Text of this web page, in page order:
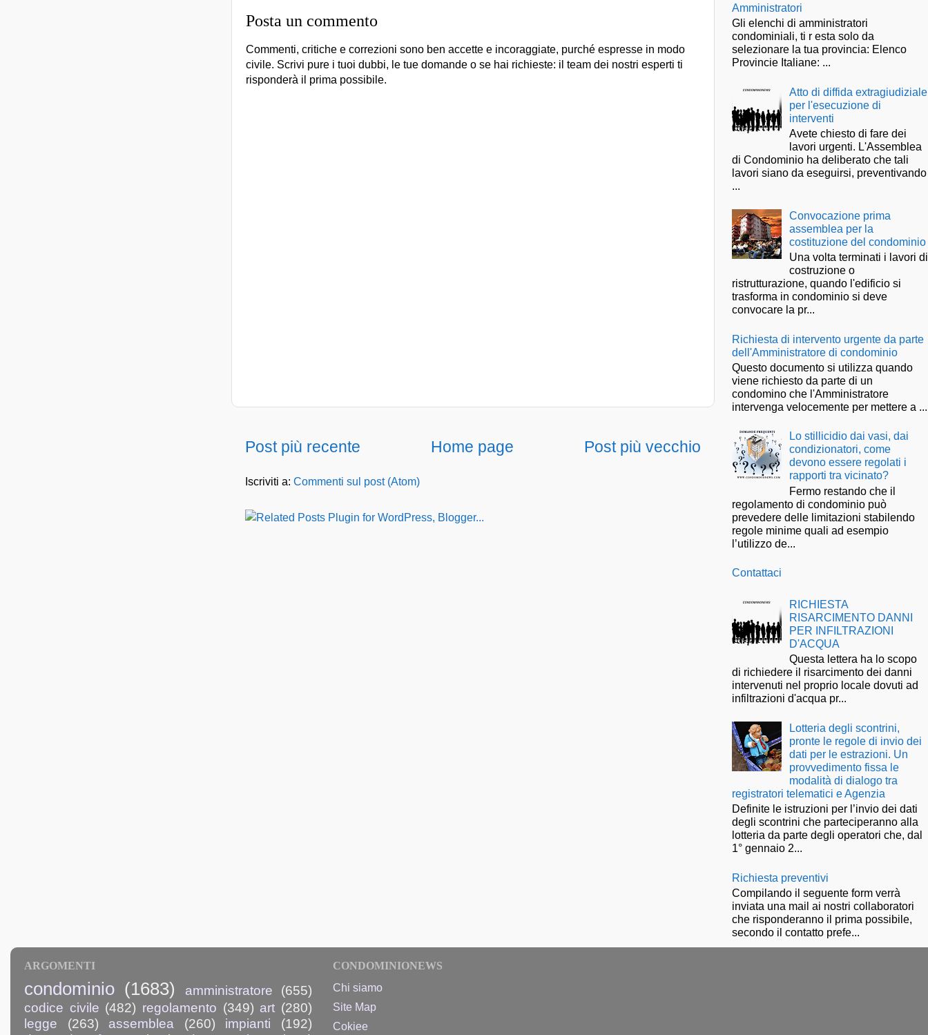
Posta un commento
Commenti, critiche e correzioni sono ben accette e incoraggiate, purché espresse in modo
civile. Scrivi pure i tuoi dubbi, le tue domande o se hai richieste: il team dei nostri esperti ti
risponderà il prima possibile.
Post più recente Post più vecchio
Home page
Iscriviti a: Commenti sul post (Atom)
Amministratori
Gli elenchi di amministratori
condominiali, ti r esta solo da
selezionare la tua provincia: Elenco
Provincie Italiane: ...
Atto di diffida extragiudiziale
per l'esecuzione di
interventi
Avete chiesto di fare dei
lavori urgenti. L'Assemblea
di Condominio ha deliberato che tali
lavori siano da eseguirsi, preventivando
...
Convocazione prima
assemblea per la
costituzione del condominio
Una volta terminati i lavori di
costruzione o
ristrutturazione, quando l'edificio si
trasforma in condominio si deve
convocare la pr...
Richiesta di intervento urgente da parte
dell'Amministratore di condominio
Questo documento si utilizza quando
viene richiesto da parte di un
condomino che l'Amministratore
intervenga velocemente per mettere a ...
Lo stillicidio dai vasi, dai
condizionatori, come
devono essere regolati i
rapporti tra vicinato?
Fermo restando che il
regolamento di condominio può
prevedere delle limitazioni stabilendo
regole minime quali ad esempio
l’utilizzo de...
Contattaci
RICHIESTA
RISARCIMENTO DANNI
PER INFILTRAZIONI
D'ACQUA
Questa lettera ha lo scopo
di richiedere il risarcimento dei danni
intervenuti nel proprio locale dovuti ad
infiltrazioni d'acqua pr...
Lotteria degli scontrini,
pronte le regole di invio dei
dati per le estrazioni. Un
provvedimento fissa le
modalità di dialogo tra
registratori telematici e Agenzia
Definite le istruzioni per l’invio dei dati
degli scontrini che parteciperanno alla
lotteria da parte degli operatori che, dal
1° gennaio 2...
Richiesta preventivi
Compilando il seguente form verrà
inviata una mail ai nostri collaboratori
che risponderanno il prima possibile,
secondo il contatto prefe...
ARGOMENTI
condominio (1683) amministratore
(655)
codice civile (482) regolamento (349) art (280)
legge
(263) assemblea (260) impianti
(192)
CONDOMINIONEWS
Chi siamo
Site Map
Cokiee